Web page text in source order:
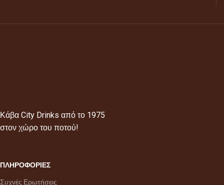
Κάβα City Drinks από το 1975
στον χώρο του ποτού!
ΠΛΗΡΟΦΟΡΙΕΣ
Συχνές Ερωτήσεις